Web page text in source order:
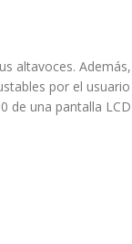
altavoces. Además,
por el usuario
de una pantalla LCD